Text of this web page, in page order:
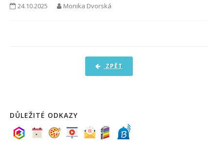
PRO ŽÁKY A RODIČE
FOTOGALERIE
24.10.2025 Monika Dvorská
ZPĚT
DŮLEŽITÉ ODKAZY